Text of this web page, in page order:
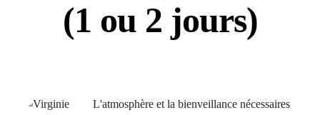
(1 ou 2 jours)
L'atmosphère et la bienveillance nécessaires